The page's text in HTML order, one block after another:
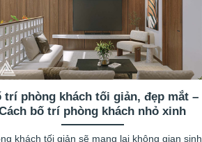
trí phòng khách tối giản, đẹp mắt –
bố trí phòng khách nhỏ xinh
khách tối giản sẽ mang lại không gian sinh